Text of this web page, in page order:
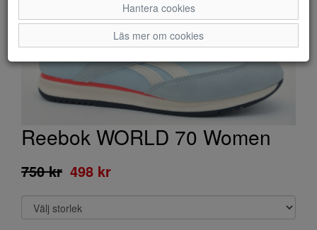
Reebok WORLD 70 Women
750 kr 498 kr
Hantera cookies
Läs mer om cookies